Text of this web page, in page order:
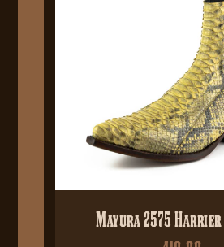
Mayura 2575 Harrier